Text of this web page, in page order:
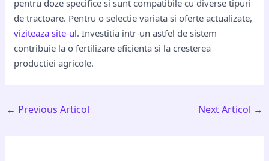
pentru doze specifice si sunt compatibile cu diverse tipuri
de tractoare. Pentru o selectie variata si oferte actualizate,
viziteaza site-ul. Investitia intr-un astfel de sistem
contribuie la o fertilizare eficienta si la cresterea
productiei agricole.
← Previous Articol Next Articol →